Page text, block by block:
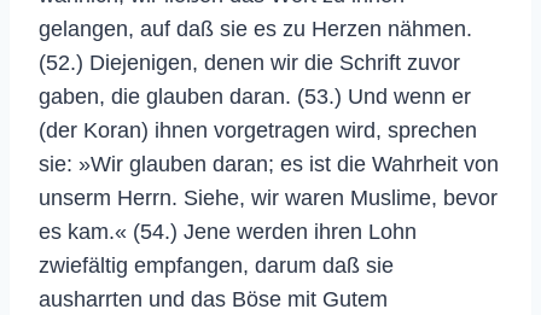
gelangen, auf daß sie es zu Herzen nähmen.
(52.) Diejenigen, denen wir die Schrift zuvor
gaben, die glauben daran. (53.) Und wenn er
(der Koran) ihnen vorgetragen wird, sprechen
sie: »Wir glauben daran; es ist die Wahrheit von
unserm Herrn. Siehe, wir waren Muslime, bevor
es kam.« (54.) Jene werden ihren Lohn
zwiefältig empfangen, darum daß sie
ausharrten und das Böse mit Gutem